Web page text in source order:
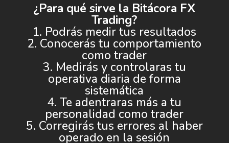
¿Para qué sirve la Bitácora FX
Trading?
1. Podrás medir tus resultados
2. Conocerás tu comportamiento
como trader
3. Medirás y controlaras tu
operativa diaria de forma
sistemática
4. Te adentraras más a tu
personalidad como trader
5. Corregirás tus errores al haber
operado en la sesión